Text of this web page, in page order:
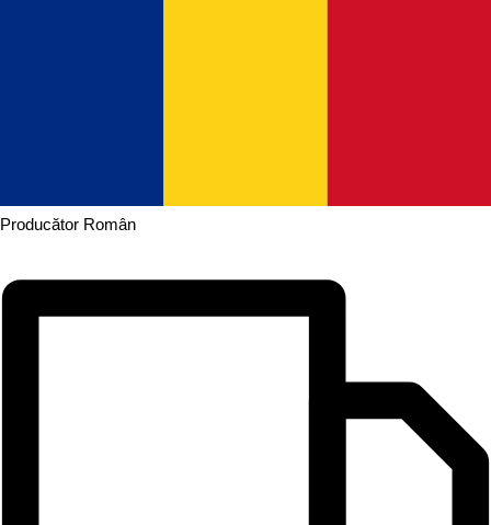
Producător Român